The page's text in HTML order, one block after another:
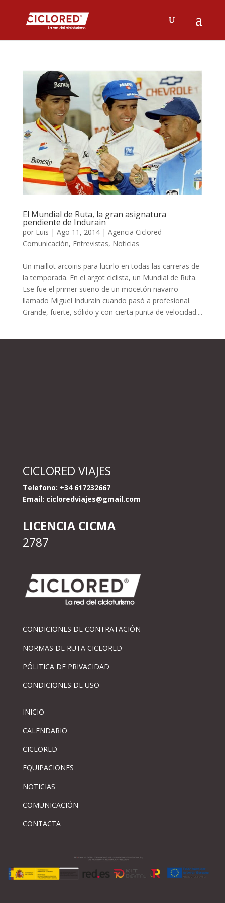
El Mundial de Ruta, la gran asignatura
pendiente de Indurain
por Luis | Ago 11, 2014| Agencia Ciclored
Comunicación, Entrevistas, Noticias
Un maillot arcoiris para lucirlo en todas las carreras de
la temporada. En el argot ciclista, un Mundial de Ruta.
Ese fue el primer sueño de un mocetón navarro
llamado Miguel Indurain cuando pasó a profesional.
Grande, fuerte, sólido y con cierta punta de velocidad....
CICLORED VIAJES
Telefono: +34 617232667
Email: cicloredviajes@gmail.com
LICENCIA CICMA
2787
CONDICIONES DE CONTRATACIÓN
NORMAS DE RUTA CICLORED
PÓLITICA DE PRIVACIDAD
CONDICIONES DE USO
INICIO
CALENDARIO
CICLORED
EQUIPACIONES
NOTICIAS
COMUNICACIÓN
CONTACTA